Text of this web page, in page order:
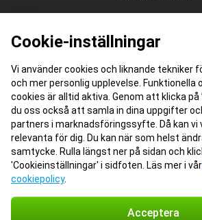
Cookie-inställningar
Vi använder cookies och liknande tekniker
och mer personlig upplevelse. Funktionella
cookies är alltid aktiva. Genom att klicka
du oss också att samla in dina uppgifter
partners i marknadsföringssyfte. Då kan vi
relevanta för dig. Du kan när som helst
samtycke. Rulla längst ner på sidan och
'Cookieinställningar' i sidfoten. Läs mer i vår
cookiepolicy.
Acceptera